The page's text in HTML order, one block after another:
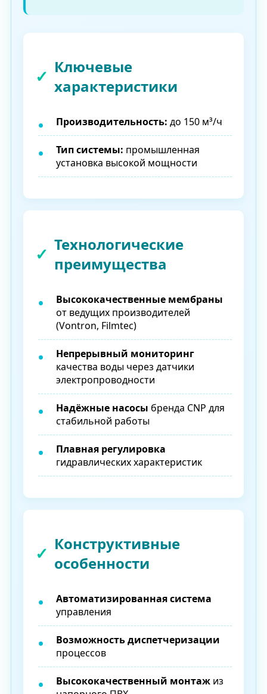
Ключевые
характеристики
Производительность: до 150 м³/ч
Тип системы: промышленная
установка высокой мощности
Технологические
преимущества
Высококачественные мембраны
от ведущих производителей
(Vontron, Filmtec)
Непрерывный мониторинг
качества воды через датчики
электропроводности
Надёжные насосы бренда CNP для
стабильной работы
Плавная регулировка
гидравлических характеристик
Конструктивные
особенности
Автоматизированная система
управления
Возможность диспетчеризации
процессов
Высококачественный монтаж из